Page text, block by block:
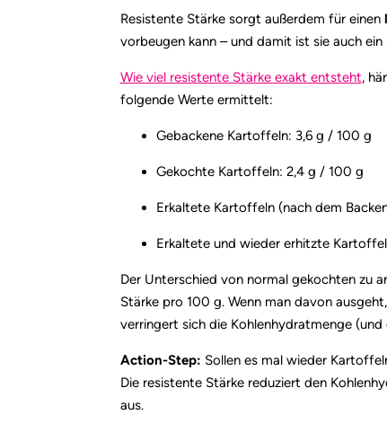
Resistente Stärke sorgt außerdem für einen
vorbeugen kann – und damit ist sie auch
Wie viel resistente Stärke exakt entsteht,
folgende Werte ermittelt:
Gebackene Kartoffeln: 3,6 g / 100 g
Gekochte Kartoffeln: 2,4 g / 100 g
Erkaltete Kartoffeln (nach dem
Erkaltete und wieder erhitzte
Der Unterschied von normal gekochten zu
Stärke pro 100 g. Wenn man davon
verringert sich die Kohlenhydratmenge (und
Action-Step: Sollen es mal wieder
Die resistente Stärke reduziert den
aus.